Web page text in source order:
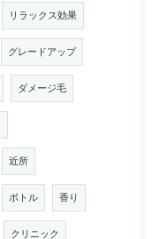
リラックス効果
グレードアップ
ダメージ毛
近所
ボトル 香り
クリニック